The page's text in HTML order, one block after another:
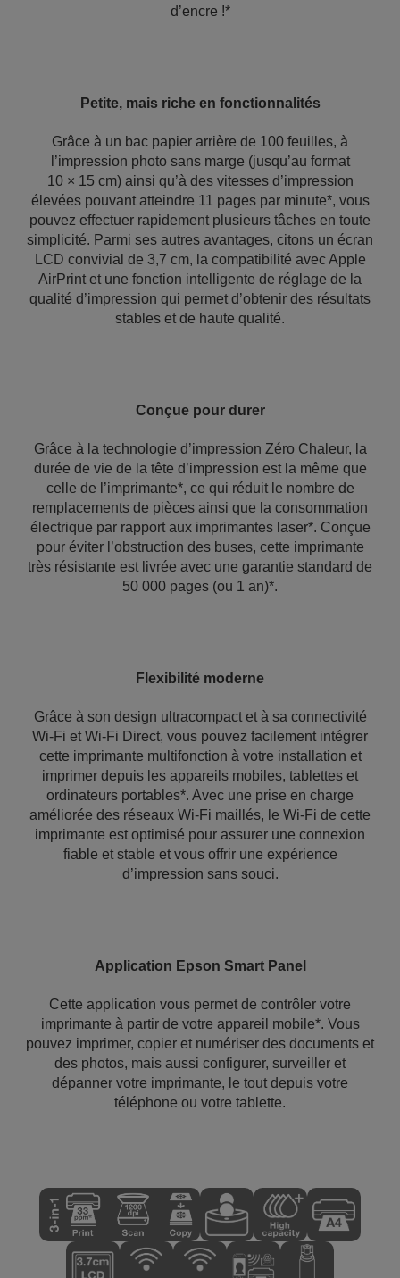
d’encre !*
Petite, mais riche en fonctionnalités
Grâce à un bac papier arrière de 100 feuilles, à
l’impression photo sans marge (jusqu’au format
10 × 15 cm) ainsi qu’à des vitesses d’impression
élevées pouvant atteindre 11 pages par minute*, vous
pouvez effectuer rapidement plusieurs tâches en toute
simplicité. Parmi ses autres avantages, citons un écran
LCD convivial de 3,7 cm, la compatibilité avec Apple
AirPrint et une fonction intelligente de réglage de la
qualité d’impression qui permet d’obtenir des résultats
stables et de haute qualité.
Conçue pour durer
Grâce à la technologie d’impression Zéro Chaleur, la
durée de vie de la tête d’impression est la même que
celle de l’imprimante*, ce qui réduit le nombre de
remplacements de pièces ainsi que la consommation
électrique par rapport aux imprimantes laser*. Conçue
pour éviter l’obstruction des buses, cette imprimante
très résistante est livrée avec une garantie standard de
50 000 pages (ou 1 an)*.
Flexibilité moderne
Grâce à son design ultracompact et à sa connectivité
Wi-Fi et Wi-Fi Direct, vous pouvez facilement intégrer
cette imprimante multifonction à votre installation et
imprimer depuis les appareils mobiles, tablettes et
ordinateurs portables*. Avec une prise en charge
améliorée des réseaux Wi-Fi maillés, le Wi-Fi de cette
imprimante est optimisé pour assurer une connexion
fiable et stable et vous offrir une expérience
d’impression sans souci.
Application Epson Smart Panel
Cette application vous permet de contrôler votre
imprimante à partir de votre appareil mobile*. Vous
pouvez imprimer, copier et numériser des documents et
des photos, mais aussi configurer, surveiller et
dépanner votre imprimante, le tout depuis votre
téléphone ou votre tablette.